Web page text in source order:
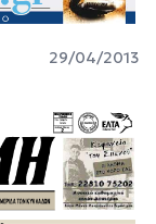
29/04/2013